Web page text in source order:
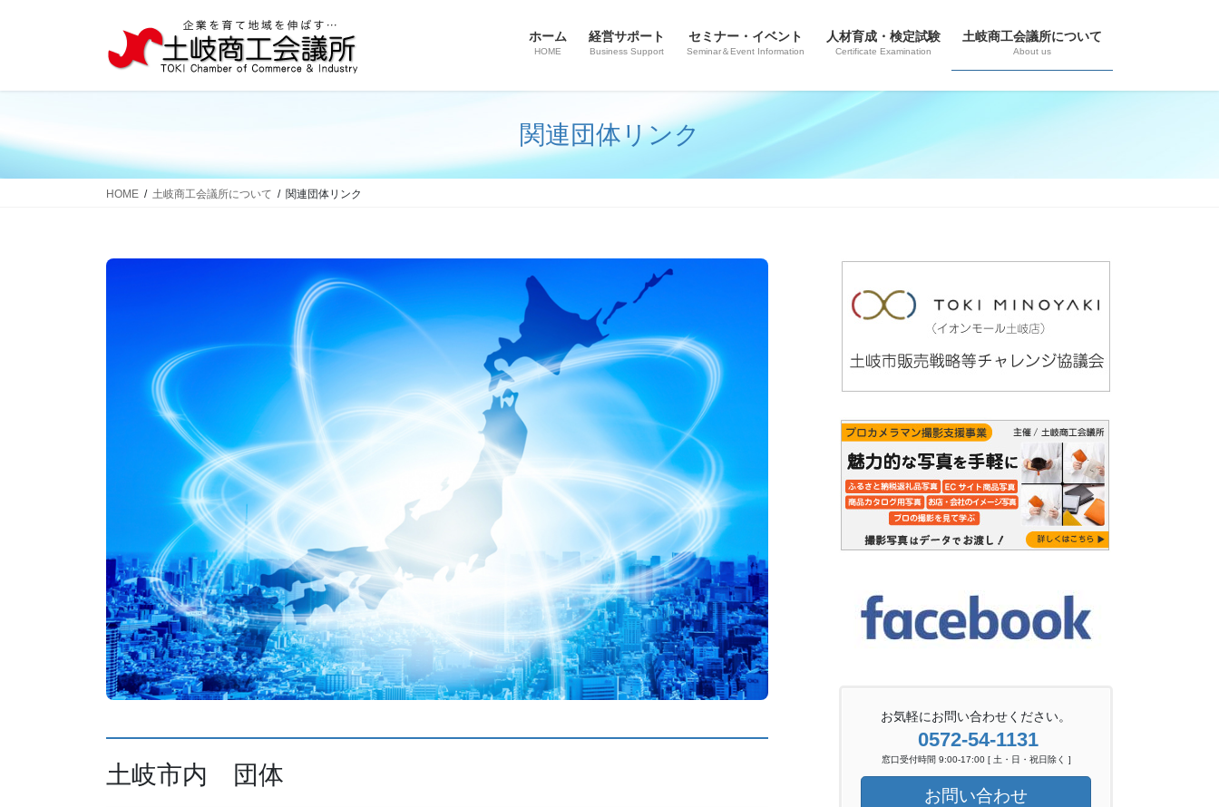
ス
ッ
ン
移
ホーム
HOME
経営サポート
Business Support
セミナー・イベント
Seminar＆Event Information
人材育成・検定試験
Certificate Examination
土岐商工会議所について
About us
関連団体リンク
HOME 土岐商工会議所について 関連団体リンク
土岐市内 団体
お気軽にお問い合わせください。
0572-54-1131
窓口受付時間 9:00-17:00 [ 土・日・祝日除く ]
お問い合わせ